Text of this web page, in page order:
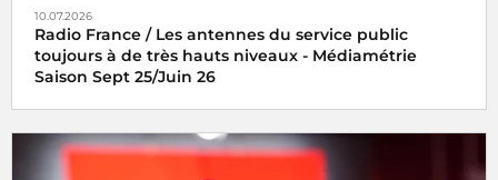
10.07.2026
Radio France / Les antennes du service public
toujours à de très hauts niveaux - Médiamétrie
Saison Sept 25/Juin 26